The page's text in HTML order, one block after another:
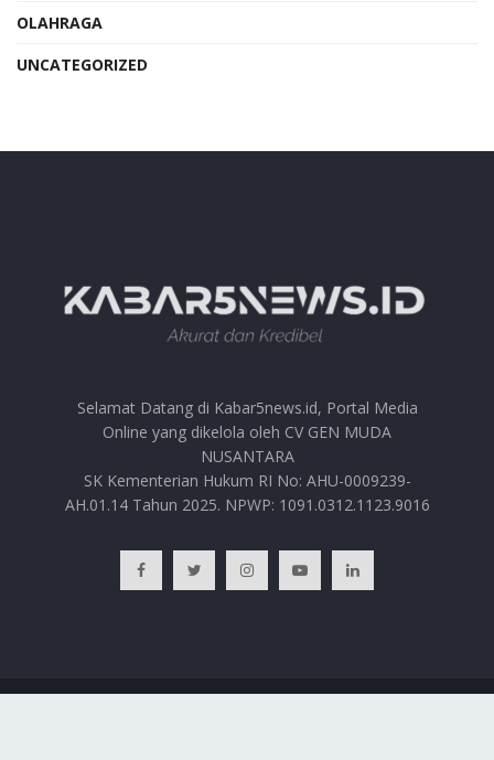
OLAHRAGA
UNCATEGORIZED
Selamat Datang di Kabar5news.id, Portal Media
Online yang dikelola oleh CV GEN MUDA
NUSANTARA
SK Kementerian Hukum RI No: AHU-0009239-
AH.01.14 Tahun 2025. NPWP: 1091.0312.1123.9016